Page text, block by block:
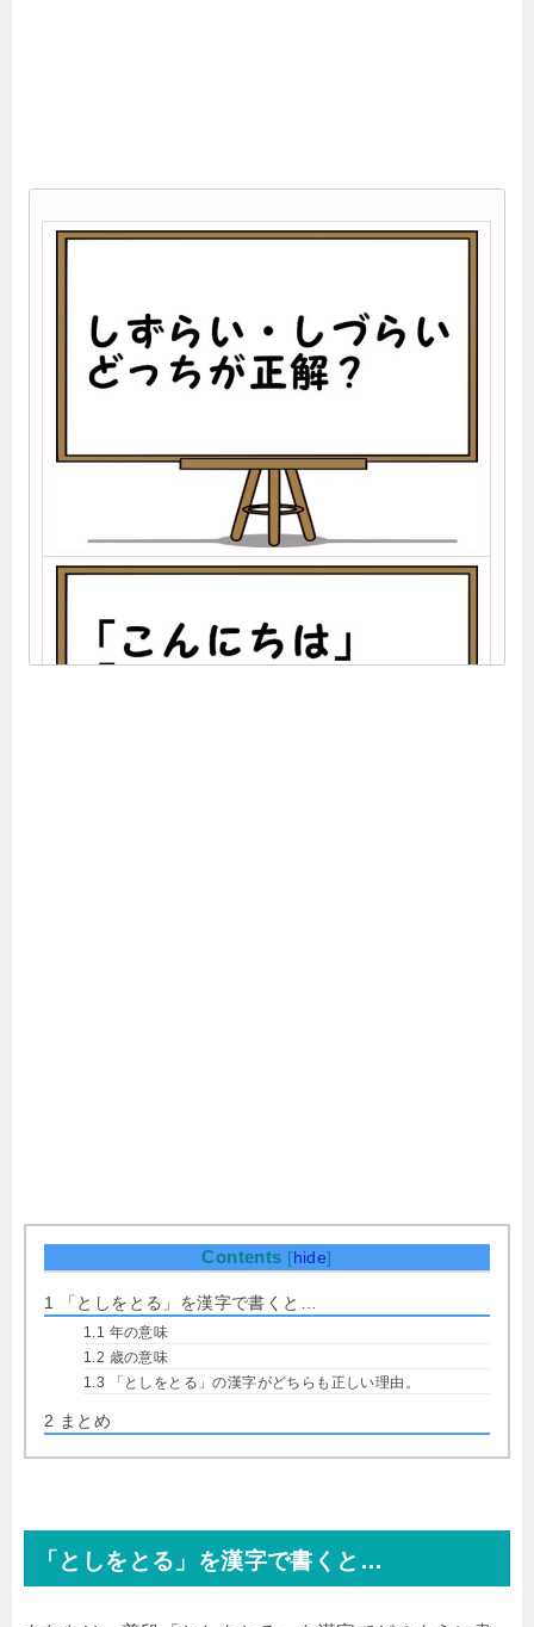
Contents [ hide]
1 「としをとる」を漢字で書くと…
1.1 年の意味
1.2 歳の意味
1.3 「としをとる」の漢字がどちらも正しい理由。
2 まとめ
「としをとる」を漢字で書くと…